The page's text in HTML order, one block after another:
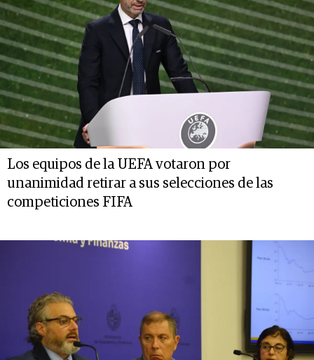
Los equipos de la UEFA votaron por
unanimidad retirar a sus selecciones de las
competiciones FIFA